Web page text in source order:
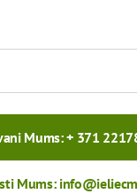
Mums: + 371
Mums: